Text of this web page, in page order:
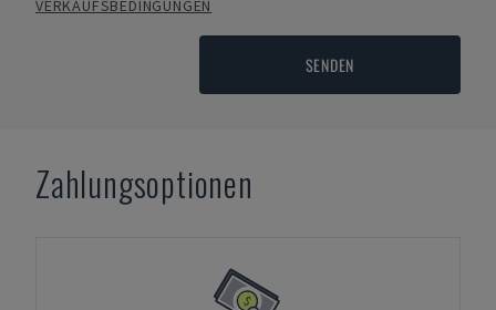
VERKAUFSBEDINGUNGEN
SENDEN
Zahlungsoptionen